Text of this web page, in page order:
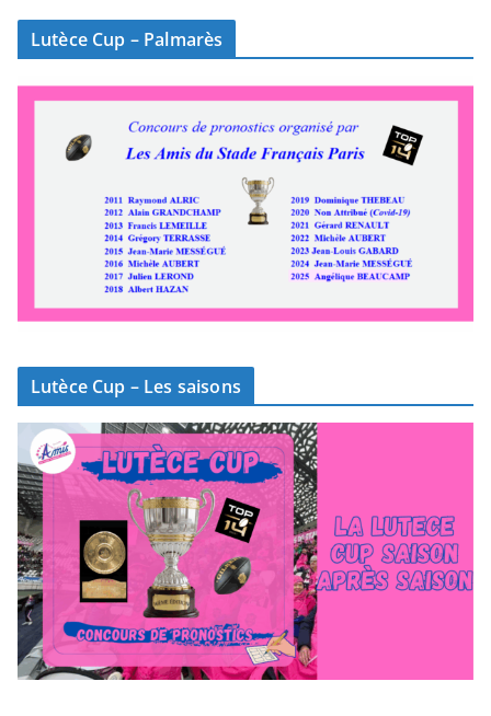
Lutèce Cup – Palmarès
Lutèce Cup – Les saisons